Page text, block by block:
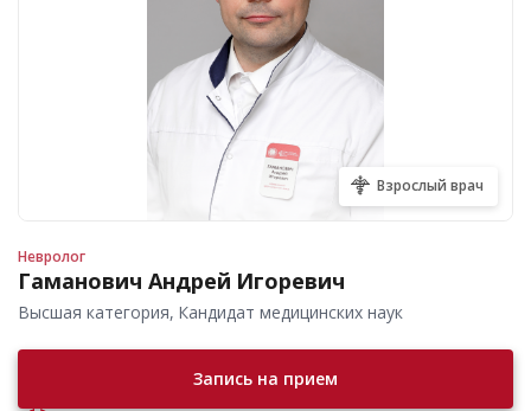
Взрослый врач
Невролог
Гаманович Андрей Игоревич
Высшая категория, Кандидат медицинских наук
Запись на прием